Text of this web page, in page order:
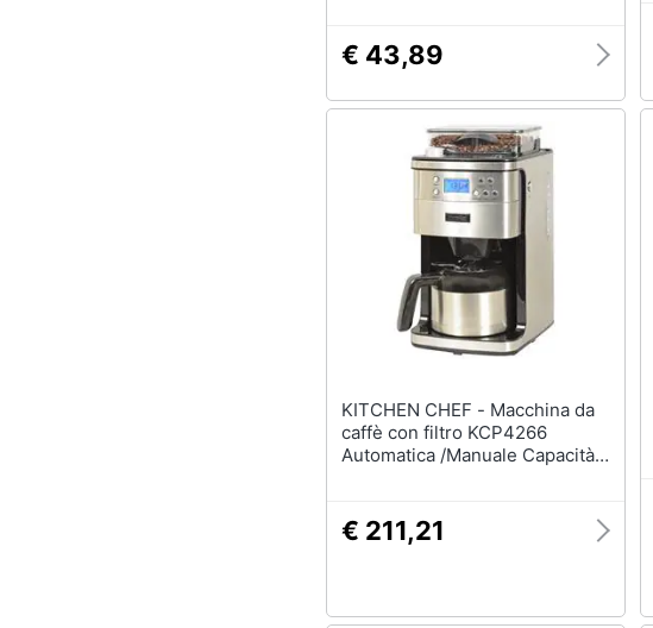
€ 43,89
KITCHEN CHEF - Macchina da
caffè con filtro KCP4266
Automatica /Manuale Capacità
€ 211,21